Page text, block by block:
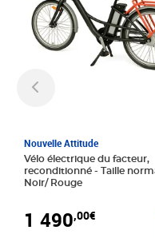
Nouvelle Attitude
Vélo électrique du facteur,
reconditionné - Taille normale -
Noir/ Rouge
1 490,00€